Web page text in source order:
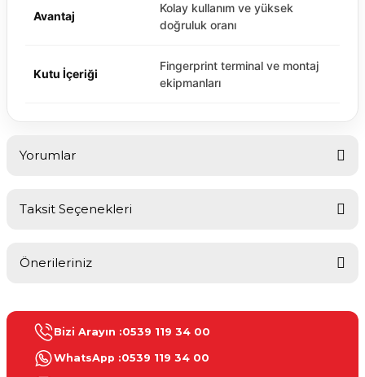
Avantaj
Kolay kullanım ve yüksek
doğruluk oranı
Kutu İçeriği
Fingerprint terminal ve montaj
ekipmanları
Yorumlar
Taksit Seçenekleri
Önerileriniz
konularda yetersiz gördüğünüz noktaları öneri formunu kullanarak
tarafımıza iletebilirsiniz.
Görüş ve önerileriniz için teşekkür ederiz.
Bizi Arayın :0539 119 34 00
WhatsApp :0539 119 34 00